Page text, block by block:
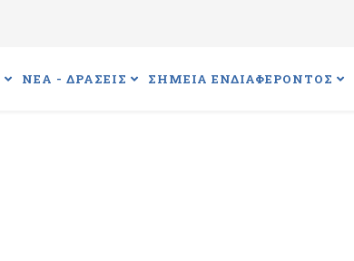
ΝΕΑ - ΔΡΑΣΕΙΣ ΣΗΜΕΙΑ ΕΝΔΙΑΦΕΡΟΝΤΟΣ